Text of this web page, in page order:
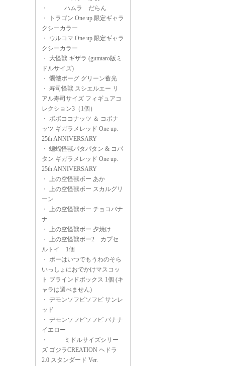
・
ハムラ だらん
・
トラゴン One up.限定ギャラ
クシーカラー
・ ウルコマ One up.限定ギャラ
クシーカラー
・ 大怪獣 ギザラ (gumtaro版ミ
ドルサイズ)
・ 髑髏ボーグ グリーン蓄光
・ 寿司怪獣 スシエルエー リ
アル寿司サイズ フィギュアコ
レクション3（1個）
・ ボボココナッツ ＆ コボナ
ッツ ギガラメレッド One up.
25th ANNIVERSARY
・ 蝙蝠怪獣パタパタン & コパ
タン ギガラメレッド One up.
25th ANNIVERSARY
・ 上の空怪獣ボー あか
・ 上の空怪獣ボー スカルグリ
ーン
・ 上の空怪獣ボー チョコバナ
ナ
・ 上の空怪獣ボー 夕焼け
・ 上の空怪獣ボー2 カプセ
ルトイ 1個
・ ボーはいつでもうわのそら
いっしょにおでかけマスコッ
ト ブラインドボックス 1個 (キ
ャラは選べません)
・ デモンソフビソフビ サンレ
ッド
・ デモンソフビソフビ バナナ
イエロー
・
ミドルサイズシリー
ズ ゴジラCREATION ヘドラ
2.0 スタンダード Ver.